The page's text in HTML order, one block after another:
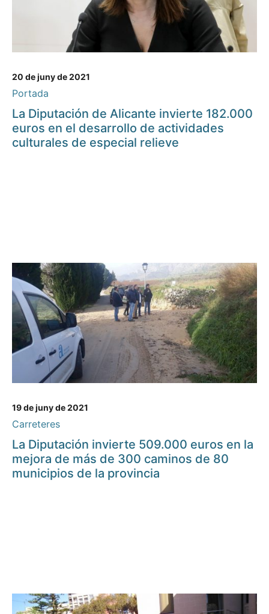
20 de juny de 2021
Portada
La Diputación de Alicante invierte 182.000
euros en el desarrollo de actividades
culturales de especial relieve
19 de juny de 2021
Carreteres
La Diputación invierte 509.000 euros en la
mejora de más de 300 caminos de 80
municipios de la provincia